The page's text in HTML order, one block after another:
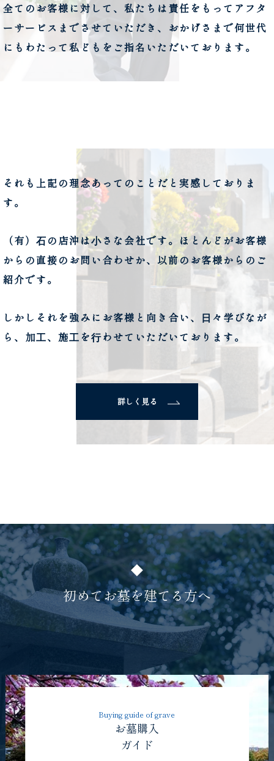
全てのお客様に対して、私たちは責任をもってアフタ
ーサービスまでさせていただき、おかげさまで何世代
にもわたって私どもをご指名いただいております。
それも上記の理念あってのことだと実感しておりま
す。
（有）⽯の店沖は⼩さな会社です。ほとんどがお客様
からの直接のお問い合わせか、以前のお客様からのご
紹介です。
しかしそれを強みにお客様と向き合い、⽇々学びなが
ら、加⼯、施⼯を⾏わせていただいております。
詳しく見る
初めてお墓を建てる方へ
First Time
Buying guide of grave
お墓購入
ガイド